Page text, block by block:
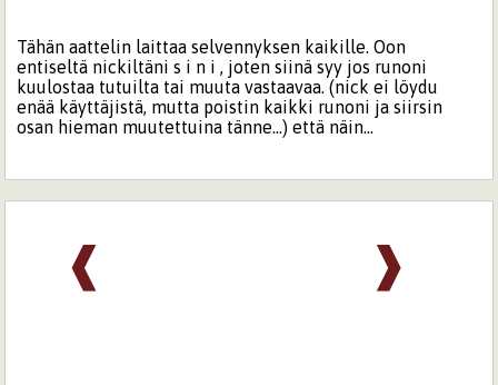
Tähän aattelin laittaa selvennyksen kaikille. Oon
entiseltä nickiltäni s i n i , joten siinä syy jos runoni
kuulostaa tutuilta tai muuta vastaavaa. (nick ei löydu
enää käyttäjistä, mutta poistin kaikki runoni ja siirsin
osan hieman muutettuina tänne...) että näin...
❱
❰